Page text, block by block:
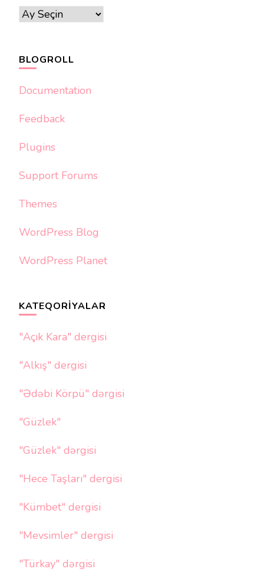
Arxivlər
BLOGROLL
Documentation
Feedback
Plugins
Support Forums
Themes
WordPress Blog
WordPress Planet
KATEQORIYALAR
"Açık Kara" dergisi
"Alkış" dergisi
"Ədəbi Körpü" dərgisi
"Güzlek"
"Güzlek" dərgisi
"Hece Taşları" dergisi
"Kümbet" dergisi
"Mevsimler" dergisi
"Türkay" dərgisi